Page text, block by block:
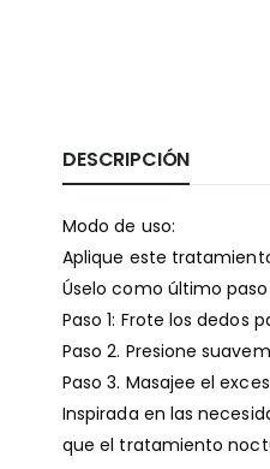
DESCRIPCIÓN
Modo de uso:
Aplique este
Úselo como último
Paso 1: Frote los dedos
Paso 2. Presione
Paso 3. Masajee el
Inspirada en las
que el tratamiento